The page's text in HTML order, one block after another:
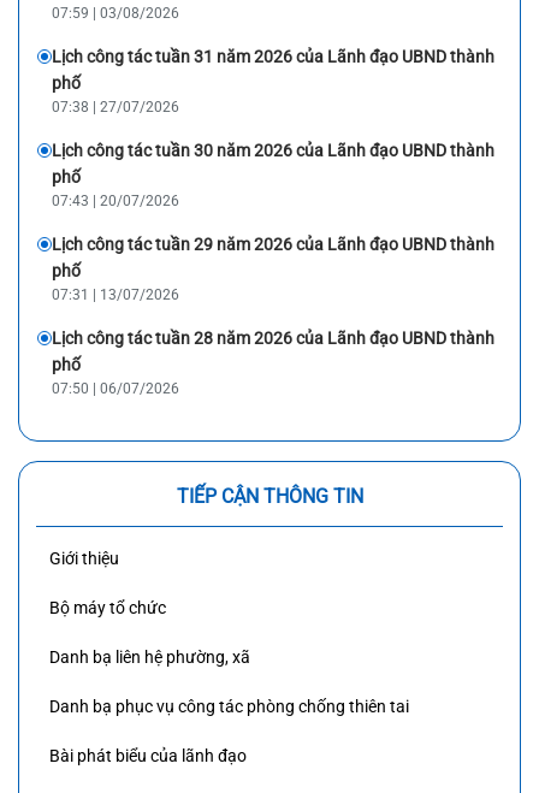
07:59 | 03/08/2026
Lịch công tác tuần 31 năm 2026 của Lãnh đạo UBND thành
phố
07:38 | 27/07/2026
Lịch công tác tuần 30 năm 2026 của Lãnh đạo UBND thành
phố
07:43 | 20/07/2026
Lịch công tác tuần 29 năm 2026 của Lãnh đạo UBND thành
phố
07:31 | 13/07/2026
Lịch công tác tuần 28 năm 2026 của Lãnh đạo UBND thành
phố
07:50 | 06/07/2026
TIẾP CẬN THÔNG TIN
Giới thiệu
Bộ máy tổ chức
Danh bạ liên hệ phường, xã
Danh bạ phục vụ công tác phòng chống thiên tai
Bài phát biểu của lãnh đạo